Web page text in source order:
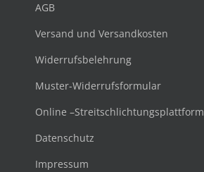
AGB
Versand und Versandkosten
Widerrufsbelehrung
Muster-Widerrufsformular
Online –Streitschlichtungsplattform
Datenschutz
Impressum